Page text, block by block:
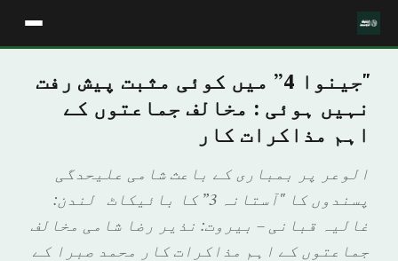
"جینوا 4” میں کوئی مثبت پیش رفت
نہیں ہوئی : مخالف جماعتوں کے
اہم مذاکرات کار
الوعر پر بمباری کے باعث شامی علیحدگی
پسندوں کا "آستانہ 3” کا بائیکاٹ لندن:
غالیہ قبانی – بيروت: نذير رضا شامی مخالف
جماعتوں کے اہم مذاکرات کار محمد صبرا کے